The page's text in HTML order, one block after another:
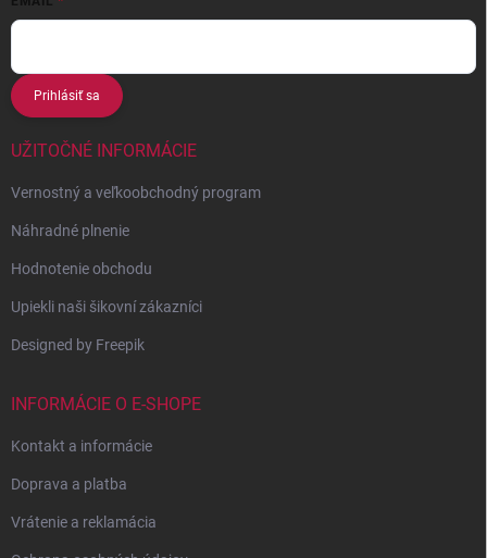
Prihlásiť sa
UŽITOČNÉ INFORMÁCIE
Vernostný a veľkoobchodný program
Náhradné plnenie
Hodnotenie obchodu
Upiekli naši šikovní zákazníci
Designed by Freepik
INFORMÁCIE O E-SHOPE
Kontakt a informácie
Doprava a platba
Vrátenie a reklamácia